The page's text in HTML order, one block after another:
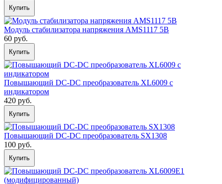
Купить
Модуль стабилизатора напряжения AMS1117 5В
60 руб.
Купить
Повышающий DC-DС преобразователь XL6009 с
индикатором
420 руб.
Купить
Повышающий DC-DС преобразователь SX1308
100 руб.
Купить